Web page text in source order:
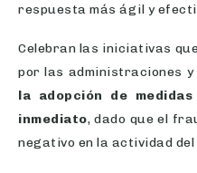
respuesta más ágil y
Celebran las iniciativas
por las administraciones y
la adopción de
inmediato, dado que el
negativo en la actividad